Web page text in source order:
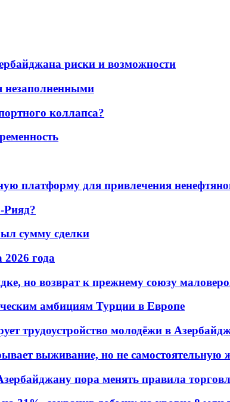
риски и возможности
незаполненными
коллапса?
платформу для привлечения
Рияд?
сумму сделки
2026 года
но возврат к прежнему союзу
амбициям Турции в Европе
трудоустройство молодёжи в
выживание, но не самостоятельную
пора менять правила